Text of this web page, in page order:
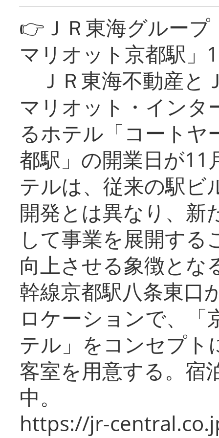
👉ＪＲ東海グルー
マリオット京都駅」
ＪＲ東海不動産と
マリオット・インタ
るホテル「コートヤ
都駅」の開業日が11
テルは、従来の駅ビ
開発とは異なり、新
して事業を展開する
向上させる象徴とな
幹線京都駅八条東口
ロケーションで、「
テル」をコンセプト
客室を用意する。宿
中。
https://jr-